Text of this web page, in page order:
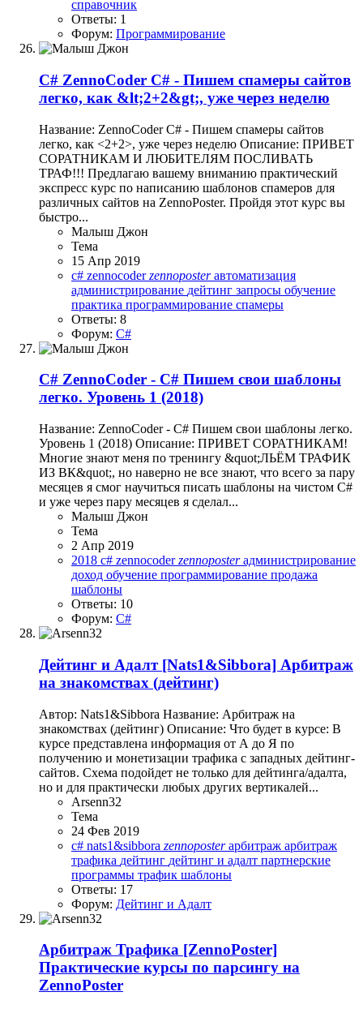
справочник
Ответы: 1
Форум: Программирование
C# ZennoCoder C# - Пишем спамеры сайтов
легко, как &lt;2+2&gt;, уже через неделю
Название: ZennoCoder C# - Пишем спамеры сайтов
легко, как <2+2>, уже через неделю Описание: ПРИВЕТ
СОРАТНИКАМ И ЛЮБИТЕЛЯМ ПОСЛИВАТЬ
ТРАФ!!! Предлагаю вашему вниманию практический
экспресс курс по написанию шаблонов спамеров для
различных сайтов на ZennoPoster. Пройдя этот курс вы
быстро...
Малыш Джон
Тема
15 Апр 2019
c# zennocoderzennoposter автоматизация
администрирование дейтинг запросы обучение
практика программирование спамеры
Ответы: 8
Форум: C#
C# ZennoCoder - C# Пишем свои шаблоны
легко. Уровень 1 (2018)
Название: ZennoCoder - C# Пишем свои шаблоны легко.
Уровень 1 (2018) Описание: ПРИВЕТ СОРАТНИКАМ!
Многие знают меня по тренингу &quot;ЛЬЁМ ТРАФИК
ИЗ ВК&quot;, но наверно не все знают, что всего за пару
месяцев я смог научиться писать шаблоны на чистом C#
и уже через пару месяцев я сделал...
Малыш Джон
Тема
2 Апр 2019
2018 c# zennocoderzennoposter администрирование
доход обучение программирование продажа
шаблоны
Ответы: 10
Форум: C#
Дейтинг и Адалт [Nats1&Sibbora] Арбитраж
на знакомствах (дейтинг)
Автор: Nats1&Sibbora Название: Арбитраж на
знакомствах (дейтинг) Описание: Что будет в курсе: В
курсе представлена информация от А до Я по
получению и монетизации трафика с западных дейтинг-
сайтов. Схема подойдет не только для дейтинга/адалта,
но и для практически любых других вертикалей...
Arsenn32
Тема
24 Фев 2019
c# nats1&sibbora zennoposter арбитраж арбитраж
трафика дейтинг дейтинг и адалт партнерские
программы трафик шаблоны
Ответы: 17
Форум: Дейтинг и Адалт
Арбитраж Трафика [ZennoPoster]
Практические курсы по парсингу на
ZennoPoster